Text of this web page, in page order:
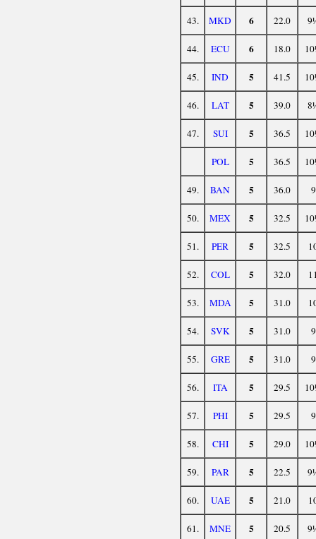
43. MKD 6 22.0
44. ECU 6 18.0
45. IND 5 41.5
46. LAT 5 39.0
47. SUI 5 36.5
POL 5 36.5
49. BAN 5 36.0 9
50. MEX 5 32.5
51. PER 5 32.5
52. COL 5 32.0
53. MDA 5 31.0
54. SVK 5 31.0 9
55. GRE 5 31.0 9
56. ITA 5 29.5
57. PHI 5 29.5 9
58. CHI 5 29.0
59. PAR 5 22.5
60. UAE 5 21.0
61. MNE 5 20.5